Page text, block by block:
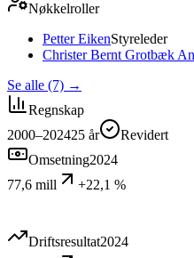
Nøkkelroller
Petter EikenStyreleder
Christer Bernt Grotbæk
Se alle (7) →
Regnskap
2000–202425 år
Revidert
Omsetning2024
77,6 mill
+22,1 %
Driftsresultat2024